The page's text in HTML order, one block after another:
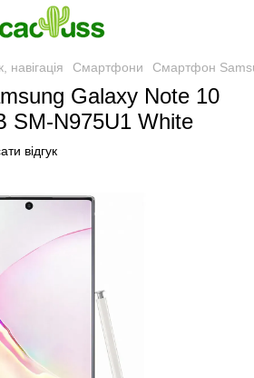
Смартфони Смартфон
Galaxy Note 10
SM-N975U1 White
відгук